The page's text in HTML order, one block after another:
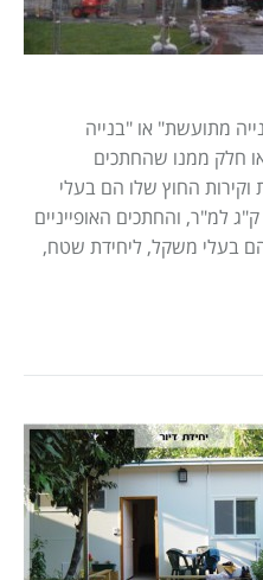
מתועשת" או "בנייה
או חלק ממנו שהחתכים
וקירות החוץ שלו הם בעלי
משקל, ליחידת שטח, הקטן מ-50 ק"ג למ"ר, והחתכים האופייניים
בעלי משקל, ליחידת שטח,